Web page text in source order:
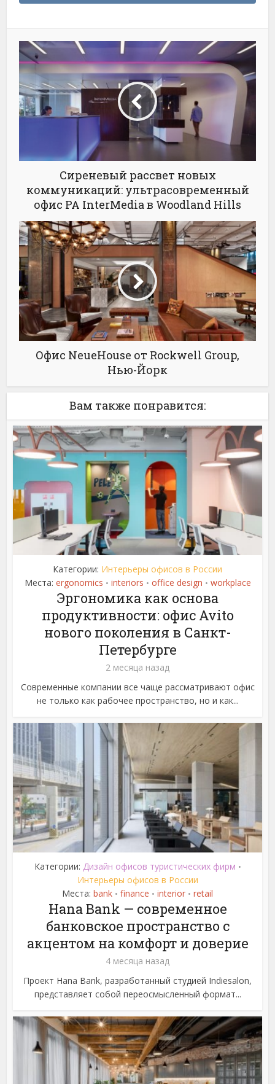
Сиреневый рассвет новых
коммуникаций: ультрасовременный
офис РА InterMedia в Woodland Hills
Офис NeueHouse от Rockwell Group,
Нью-Йорк
Вам также понравится:
Категории: Интерьеры офисов в России
Места: ergonomics • interiors • office design • workplace
Эргономика как основа
продуктивности: офис Avito
нового поколения в Санкт-
Петербурге
2 месяца назад
Современные компании все чаще рассматривают офис
не только как рабочее пространство, но и как...
Категории: Дизайн офисов туристических фирм •
Интерьеры офисов в России
Места: bank • finance • interior • retail
Hana Bank — современное
банковское пространство с
акцентом на комфорт и доверие
4 месяца назад
Проект Hana Bank, разработанный студией Indiesalon,
представляет собой переосмысленный формат...